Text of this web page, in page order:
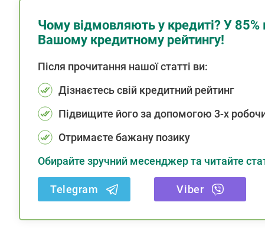
Чому відмовляють у кредиті? У 85%
Вашому кредитному рейтингу!
Після прочитання нашої статті ви:
Дізнаєтесь свій кредитний рейтинг
Підвищите його за допомогою 3-х
Отримаєте бажану позику
Обирайте зручний месенджер та читайте
Telegram Viber